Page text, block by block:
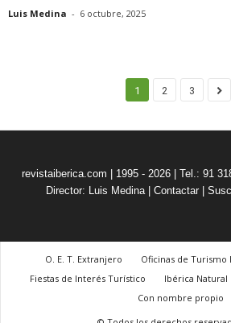
Luis Medina - 6 octubre, 2025
1 2 3
revistaiberica.com | 1995 - 2026 | Tel.: 91
Director: Luis Medina
Contactar
O. E. T. Extranjero Oficinas de Turismo
Fiestas de Interés Turístico
Ibérica Natural
Con nombre propio